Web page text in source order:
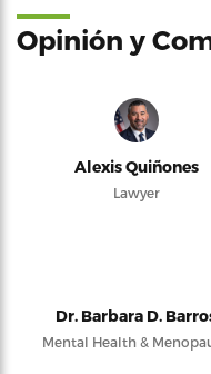
Opinión y
Alexis Quiñones
Lawyer
Dr. Barbara D.
Mental Health &